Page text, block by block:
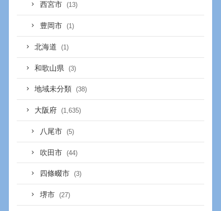
西宮市 (13)
豊岡市 (1)
北海道 (1)
和歌山県 (3)
地域未分類 (38)
大阪府 (1,635)
八尾市 (5)
吹田市 (44)
四條畷市 (3)
堺市 (27)